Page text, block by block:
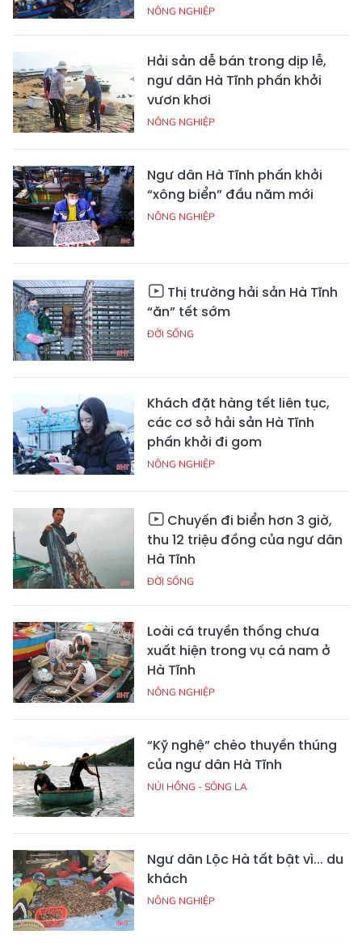
NÔNG NGHIỆP
Hải sản dễ bán trong dịp lễ,
ngư dân Hà Tĩnh phấn khởi
vươn khơi
NÔNG NGHIỆP
Ngư dân Hà Tĩnh phấn khởi
“xông biển” đầu năm mới
NÔNG NGHIỆP
Thị trường hải sản Hà Tĩnh
“ăn” tết sớm
ĐỜI SỐNG
Khách đặt hàng tết liên tục,
các cơ sở hải sản Hà Tĩnh
phấn khởi đi gom
NÔNG NGHIỆP
Chuyến đi biển hơn 3 giờ,
thu 12 triệu đồng của ngư dân
Hà Tĩnh
ĐỜI SỐNG
Loài cá truyền thống chưa
xuất hiện trong vụ cá nam ở
Hà Tĩnh
NÔNG NGHIỆP
“Kỹ nghệ” chèo thuyền thúng
của ngư dân Hà Tĩnh
NÚI HỒNG - SÔNG LA
Ngư dân Lộc Hà tất bật vì... du
khách
NÔNG NGHIỆP